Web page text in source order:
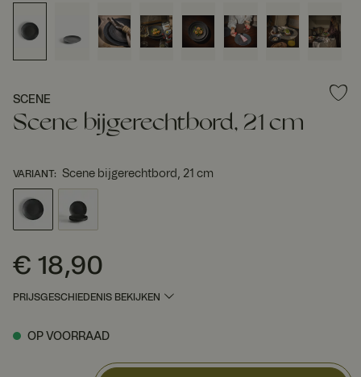
SCENE
Scene bijgerechtbord, 21 cm
VARIANT: Scene bijgerechtbord, 21 cm
Prijs: € 18,90
€ 18,90
PRIJSGESCHIEDENIS BEKIJKEN
OP VOORRAAD